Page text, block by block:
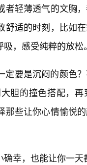
轻薄透气的文胸
适的时刻，比如
，感受纯粹的放松。
要是沉闷的颜色
胆的撞色搭配，
些让你心情愉悦
幸，也能让你一天